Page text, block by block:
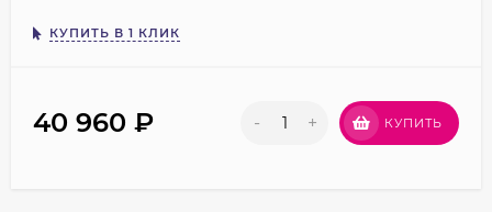
КУПИТЬ В 1 КЛИК
40 960 ₽ - + КУПИТЬ